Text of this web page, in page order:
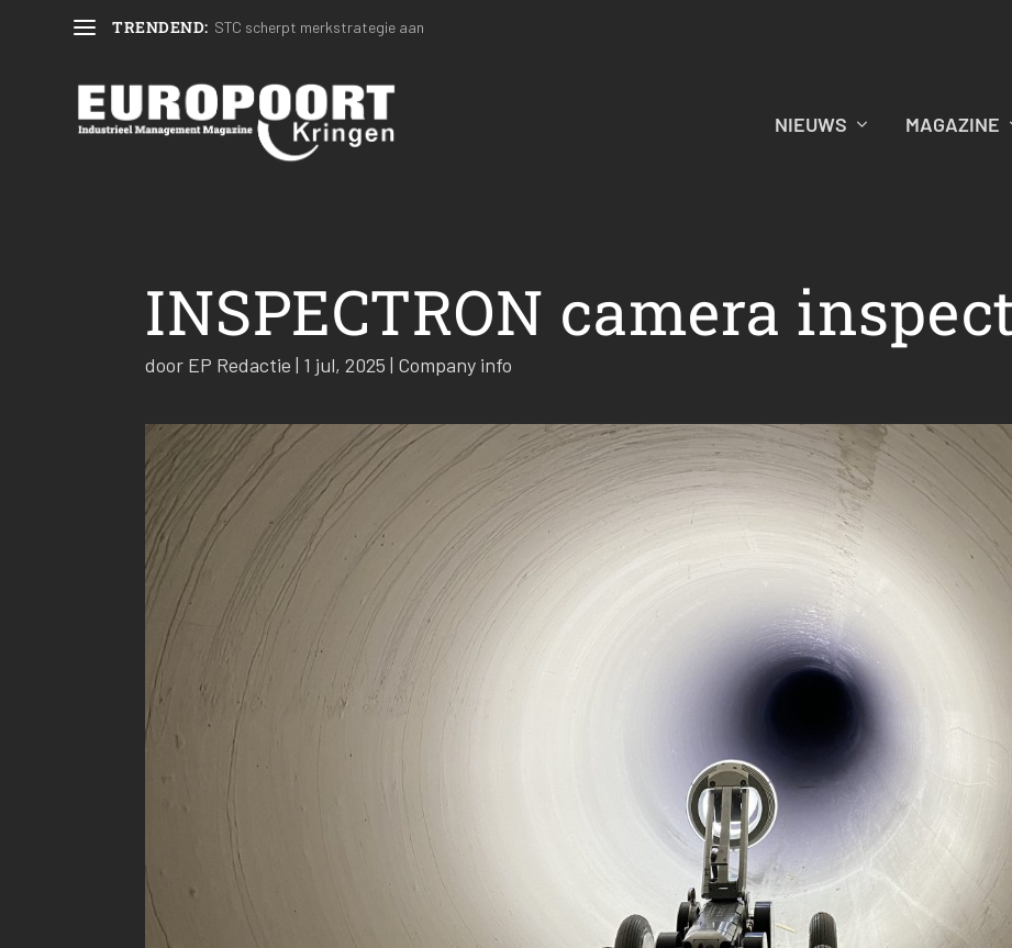
TRENDEND: STC scherpt merkstrategie aan
NIEUWS MAGAZINE
INSPECTRON camera
door EP Redactie | 1 jul, 2025 | Company info